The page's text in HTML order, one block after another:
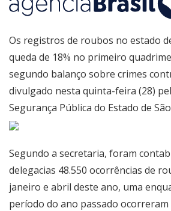
Os registros de roubos no estado
queda de 18% no primeiro
segundo balanço sobre crimes
divulgado nesta quinta-feira (28)
Segurança Pública do Estado de São
Segundo a secretaria, foram
delegacias 48.550 ocorrências de
janeiro e abril deste ano, uma
período do ano passado ocorreram